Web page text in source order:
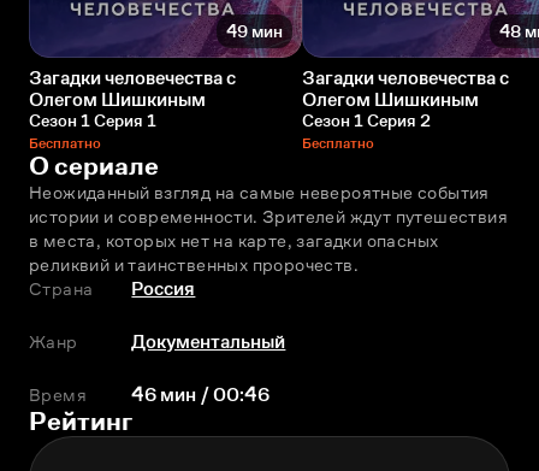
49 мин
Загадки человечества с
Олегом Шишкиным
Сезон 1 Серия 1
Бесплатно
48
Загадки человечества с
Олегом Шишкиным
Сезон 1 Серия 2
Бесплатно
О сериале
Неожиданный взгляд на самые невероятные события
истории и современности. Зрителей ждут путешествия
в места, которых нет на карте, загадки опасных
реликвий и таинственных пророчеств.
Страна
Россия
Жанр Документальный
Время 46 мин / 00:46
Рейтинг